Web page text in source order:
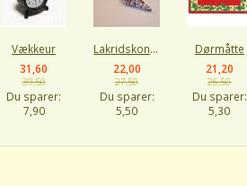
Vækkeur
31,60
39,50
Du sparer:
7,90
Lakridskonfekt
22,00
27,50
Du sparer:
5,50
Dørmåtte
21,20
26,50
Du sparer:
5,30